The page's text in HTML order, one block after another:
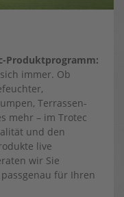
Produktprogramm:
immer. Ob
Terrassen-
mehr – im Trotec
und den
live
wir Sie
für Ihren